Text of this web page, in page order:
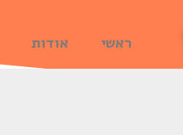
ראשי אודות